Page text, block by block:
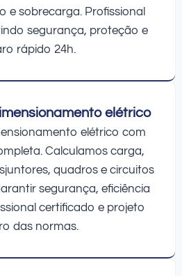
e sobrecarga. Profissional
segurança, proteção e
rápido 24h.
elétrico
elétrico com
Calculamos carga,
quadros e circuitos
segurança, eficiência
certificado e projeto
das normas.